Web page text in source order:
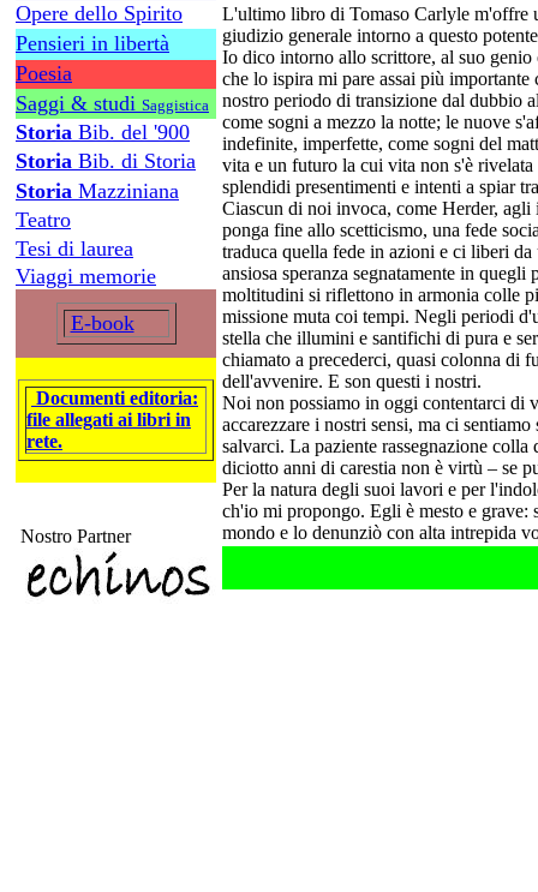
Opere dello Spirito
Pensieri in libertà
Poesia
Saggi & studi Saggistica
Storia Bib. del '900
Storia Bib. di Storia
Storia Mazziniana
Teatro
Tesi di laurea
Viaggi memorie
E-book
Documenti editoria:
file allegati ai libri in
rete.
Nostro Partner
L'ultimo libro di Tomaso Carlyle m'offre
giudizio generale intorno a questo
Io dico intorno allo scrittore, al suo
che lo ispira mi pare assai più
nostro periodo di transizione dal dubbio
come sogni a mezzo la notte; le nuove
indefinite, imperfette, come sogni del
vita e un futuro la cui vita non s'è
splendidi presentimenti e intenti a spiar
Ciascun di noi invoca, come Herder,
ponga fine allo scetticismo, una fede
traduca quella fede in azioni e ci liberi
ansiosa speranza segnatamente in
moltitudini si riflettono in armonia colle
missione muta coi tempi. Negli periodi
stella che illumini e santifichi di pura e
chiamato a precederci, quasi colonna di
dell'avvenire. E son questi i nostri.
Noi non possiamo in oggi contentarci di
accarezzare i nostri sensi, ma ci
salvarci. La paziente rassegnazione
diciotto anni di carestia non è virtù – se
Per la natura degli suoi lavori e per
ch'io mi propongo. Egli è mesto e
mondo e lo denunziò con alta intrepida